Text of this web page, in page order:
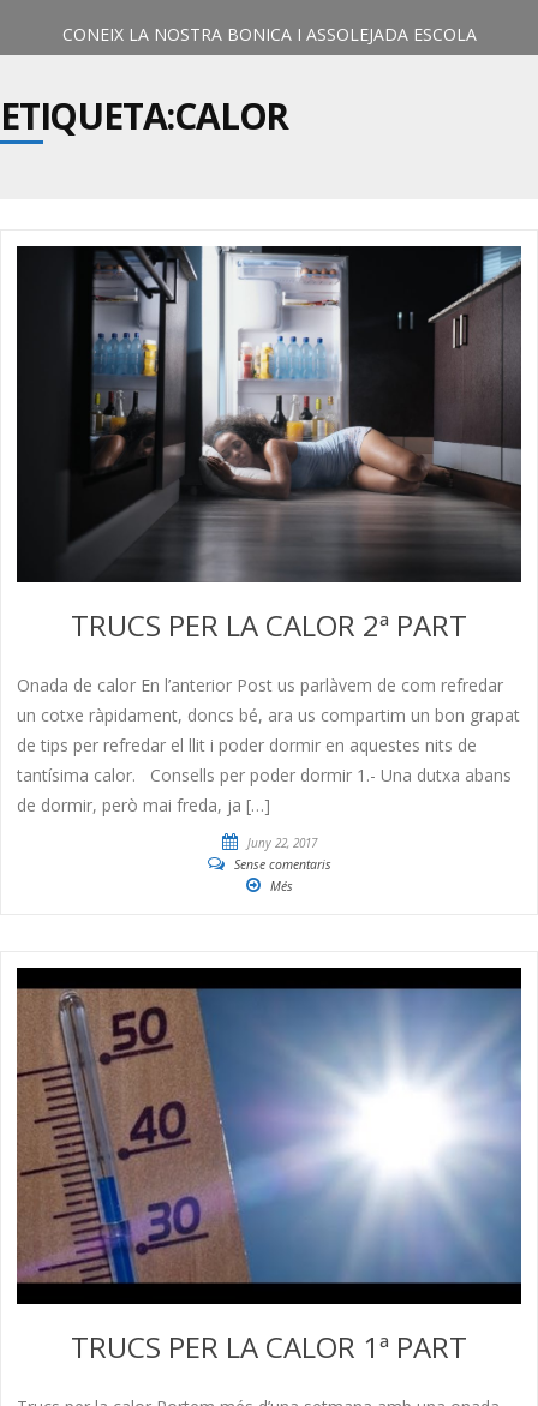
CONEIX LA NOSTRA BONICA I ASSOLEJADA ESCOLA
ELS NOSTRES OBJECTIUS
DESCOBREIX ELS EIXOS PRINCIPALS DEL NOSTRE PROJECTE
EDUCATIU
ELS NOSTRES SERVEIS
TOT EL QUE L’ESCOLA OFEREIX ALS VOSTRES PETITS
ETIQUETA:CALOR
TRUCS PER LA CALOR 2ª PART
Onada de calor En l’anterior Post us parlàvem de com refredar
un cotxe ràpidament, doncs bé, ara us compartim un bon grapat
de tips per refredar el llit i poder dormir en aquestes nits de
tantísima calor. Consells per poder dormir 1.- Una dutxa abans
de dormir, però mai freda, ja […]
Juny 22, 2017
Sense comentaris
Més
TRUCS PER LA CALOR 1ª PART